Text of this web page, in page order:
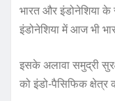
भारत और इंडोनेशिया के
इंडोनेशिया में आज भी
इसके अलावा समुद्री
को इंडो-पैसिफिक क्षेत्र